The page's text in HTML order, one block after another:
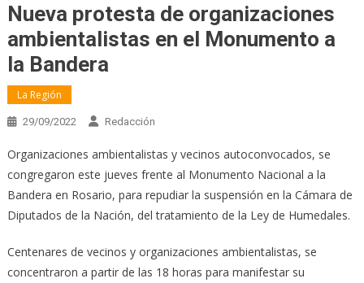
Nueva protesta de organizaciones
ambientalistas en el Monumento a
la Bandera
La Región
29/09/2022 Redacción
Organizaciones ambientalistas y vecinos autoconvocados, se
congregaron este jueves frente al Monumento Nacional a la
Bandera en Rosario, para repudiar la suspensión en la Cámara de
Diputados de la Nación, del tratamiento de la Ley de Humedales.
Centenares de vecinos y organizaciones ambientalistas, se
concentraron a partir de las 18 horas para manifestar su